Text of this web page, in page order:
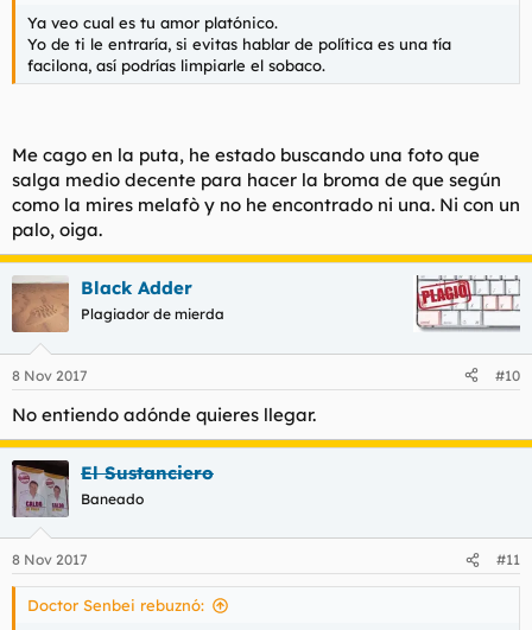
Ya veo cual es tu amor platónico.
Yo de ti le entraría, si evitas hablar de política es una tía
facilona, así podrías limpiarle el sobaco.
Me cago en la puta, he estado buscando una foto que
salga medio decente para hacer la broma de que según
como la mires melafò y no he encontrado ni una. Ni con un
palo, oiga.
Black Adder
Plagiador de mierda
8 Nov 2017 #10
No entiendo adónde quieres llegar.
El Sustanciero
Baneado
8 Nov 2017 #11
Doctor Senbei rebuznó: